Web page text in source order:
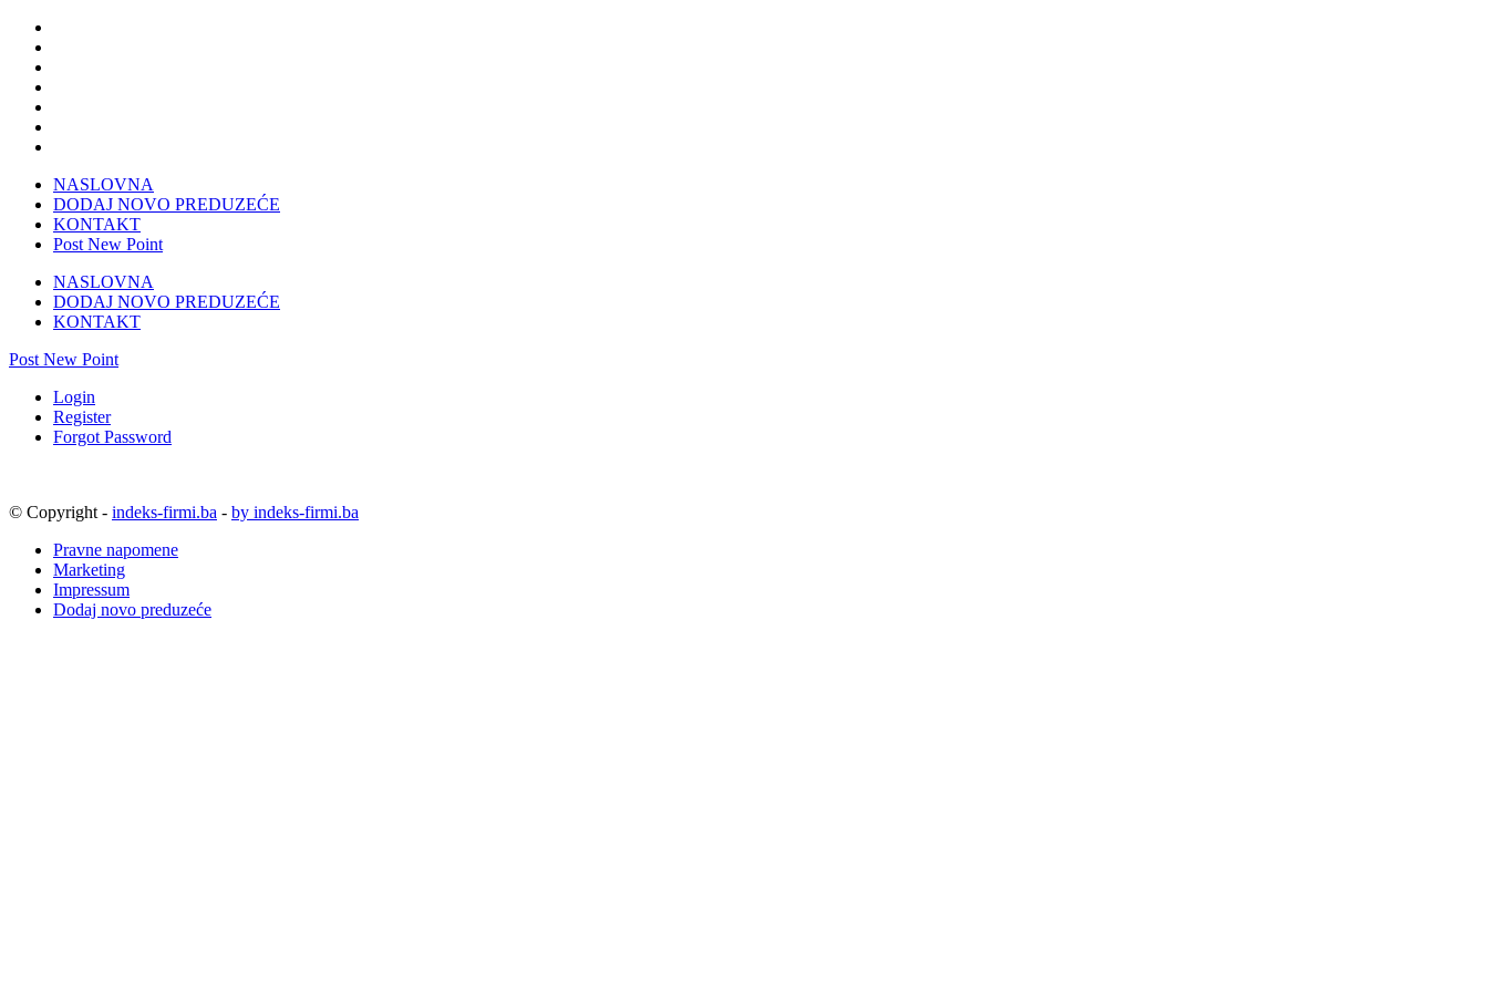
NASLOVNA
DODAJ NOVO PREDUZEĆE
KONTAKT
Post New Point
NASLOVNA
DODAJ NOVO PREDUZEĆE
KONTAKT
Post New Point
Login
Register
Forgot Password
© Copyright - indeks-firmi.ba - by indeks-firmi.ba
Pravne napomene
Marketing
Impressum
Dodaj novo preduzeće